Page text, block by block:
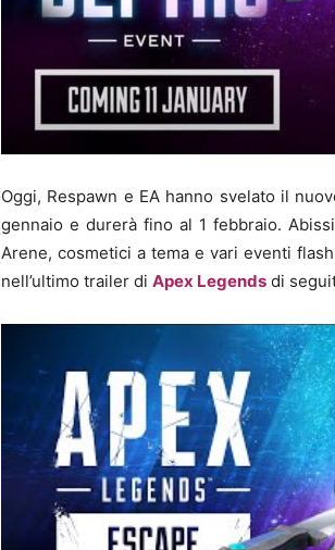
Oggi, Respawn e EA hanno svelato il
gennaio e durerà fino al 1 febbraio.
Arene, cosmetici a tema e vari eventi
nell’ultimo trailer di Apex Legends di